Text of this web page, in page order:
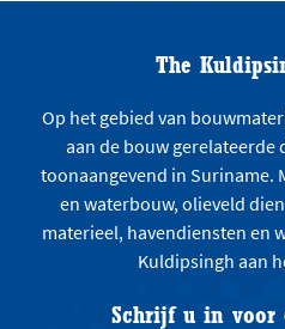
The
Op het gebied van
aan de bouw gerelateerde
toonaangevend in Suriname.
en waterbouw, olieveld
materieel, havendiensten en
Kuldipsingh aan
Schrijf u in voor